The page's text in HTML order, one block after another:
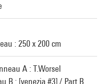
: 250 x 200 cm
A : T.Worsel
B : [venezia #3] / Part B